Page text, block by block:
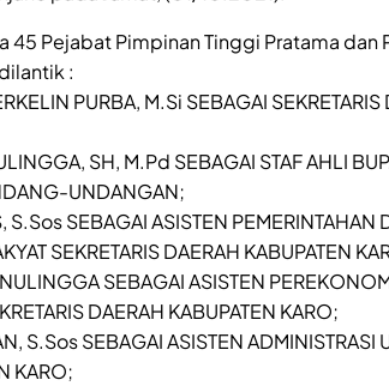
45 Pejabat Pimpinan Tinggi Pratama dan
:
PURBA, M.Si SEBAGAI
SH, M.Pd SEBAGAI STAF AHLI
UNDANGAN;
S.Sos SEBAGAI ASISTEN PEMERINTAHAN
SEKRETARIS DAERAH KABUPATEN
SEBAGAI ASISTEN
DAERAH KABUPATEN KARO;
S.Sos SEBAGAI ASISTEN ADMINISTRASI
KARO;